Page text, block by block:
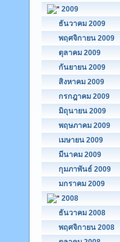
2009
ธันวาคม 2009
พฤศจิกายน 2009
ตุลาคม 2009
กันยายน 2009
สิงหาคม 2009
กรกฎาคม 2009
มิถุนายน 2009
พฤษภาคม 2009
เมษายน 2009
มีนาคม 2009
กุมภาพันธ์ 2009
มกราคม 2009
2008
ธันวาคม 2008
พฤศจิกายน 2008